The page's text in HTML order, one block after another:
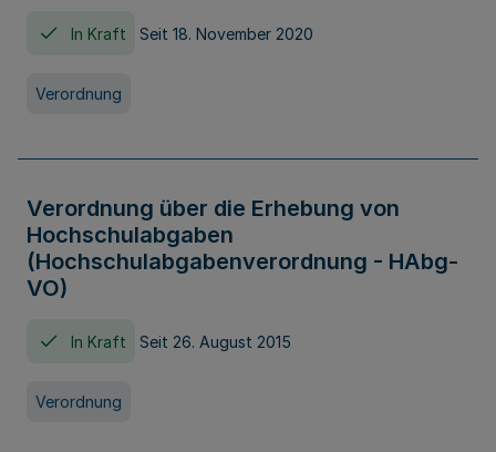
In Kraft Seit 18. November 2020
Verordnung
Verordnung über die Erhebung von
Hochschulabgaben
(Hochschulabgabenverordnung - HAbg-
VO)
In Kraft Seit 26. August 2015
Verordnung